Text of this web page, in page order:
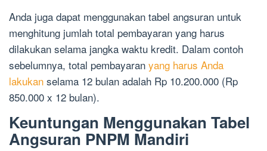
Anda juga dapat menggunakan tabel angsuran untuk
menghitung jumlah total pembayaran yang harus
dilakukan selama jangka waktu kredit. Dalam contoh
sebelumnya, total pembayaran yang harus Anda
lakukan selama 12 bulan adalah Rp 10.200.000 (Rp
850.000 x 12 bulan).
Keuntungan Menggunakan Tabel
Angsuran PNPM Mandiri